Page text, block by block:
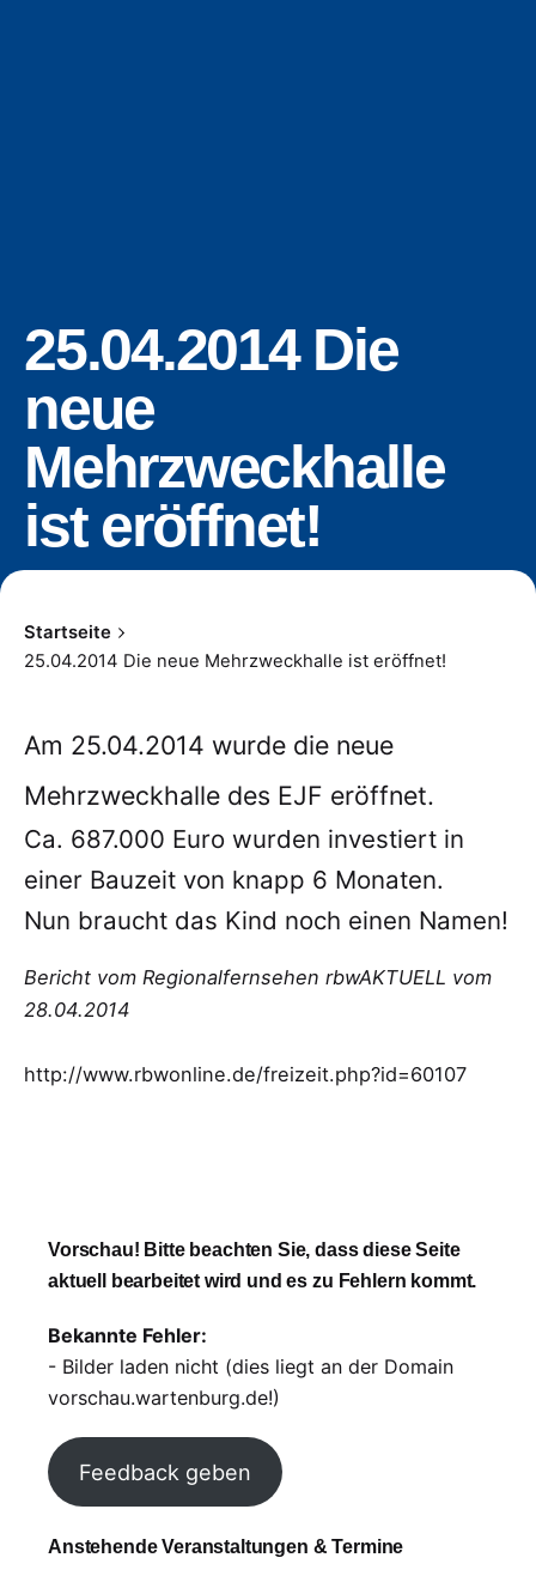
25.04.2014 Die
neue
Mehrzweckhalle
ist eröffnet!
Startseite
25.04.2014 Die neue Mehrzweckhalle ist eröffnet!
Am 25.04.2014 wurde die neue
Mehrzweckhalle des EJF eröffnet.
Ca. 687.000 Euro wurden investiert in
einer Bauzeit von knapp 6 Monaten.
Nun braucht das Kind noch einen Namen!
Bericht vom Regionalfernsehen rbwAKTUELL vom
28.04.2014
http://www.rbwonline.de/freizeit.php?id=60107
Vorschau! Bitte beachten Sie, dass diese Seite
aktuell bearbeitet wird und es zu Fehlern kommt.
Bekannte Fehler:
- Bilder laden nicht (dies liegt an der Domain
vorschau.wartenburg.de!)
Feedback geben
Anstehende Veranstaltungen & Termine